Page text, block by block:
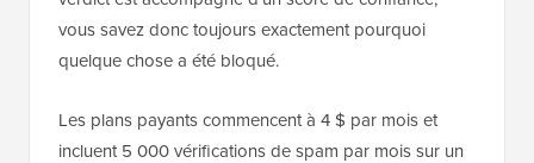
vous savez donc toujours exactement pourquoi
quelque chose a été bloqué.
Les plans payants commencent à 4 $ par mois et
incluent 5 000 vérifications de spam par mois sur un